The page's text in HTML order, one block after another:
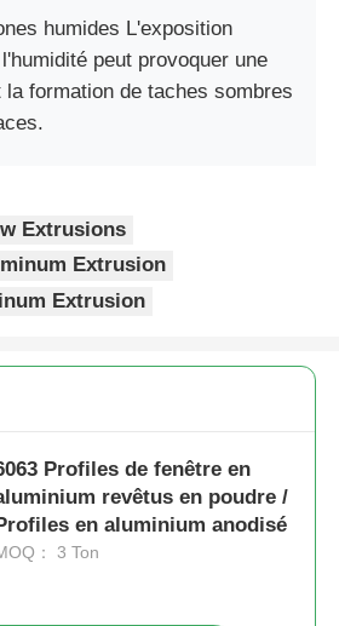
humides L'exposition
peut provoquer une
la formation de taches sombres
Extrusions
Extrusion
Extrusion
Profiles de fenêtre en
revêtus en poudre /
en aluminium anodisé
： 3 Ton